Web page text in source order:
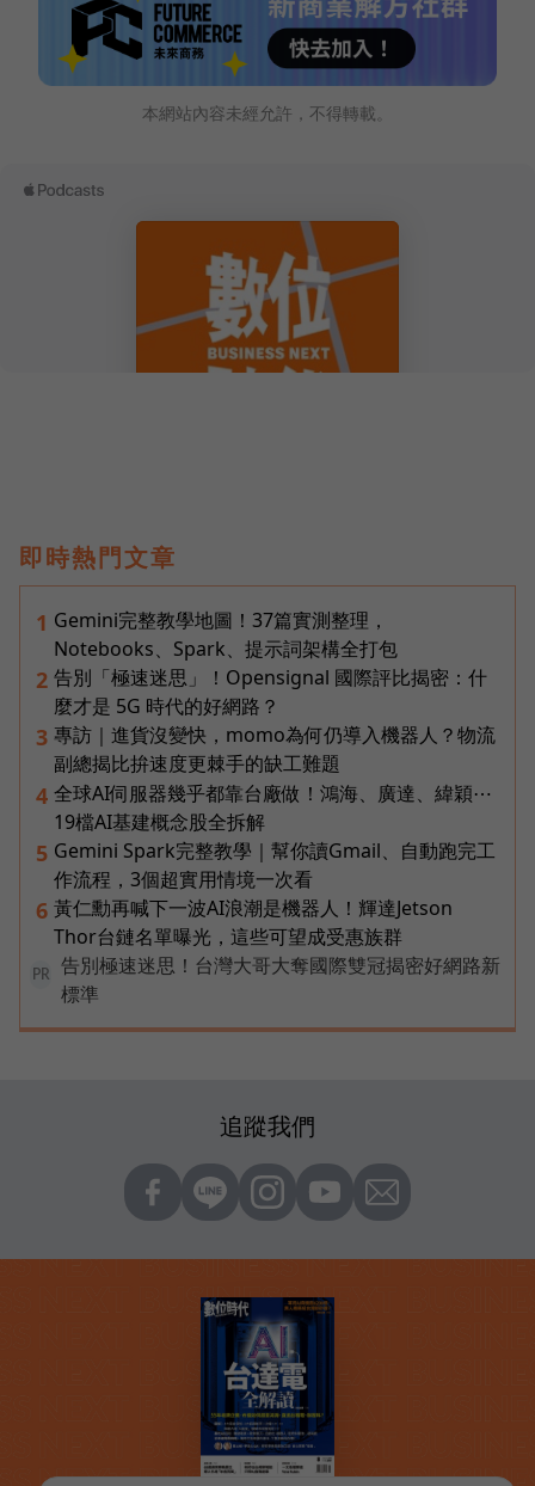
本網站內容未經允許，不得轉載。
即時熱門文章
1 Gemini完整教學地圖！37篇實測整理，
Notebooks、Spark、提示詞架構全打包
2 告別「極速迷思」！Opensignal 國際評比揭密：什
麼才是 5G 時代的好網路？
3 專訪｜進貨沒變快，momo為何仍導入機器人？物流
副總揭比拚速度更棘手的缺工難題
4 全球AI伺服器幾乎都靠台廠做！鴻海、廣達、緯穎⋯
19檔AI基建概念股全拆解
5 Gemini Spark完整教學｜幫你讀Gmail、自動跑完工
作流程，3個超實用情境一次看
6 黃仁勳再喊下一波AI浪潮是機器人！輝達Jetson
Thor台鏈名單曝光，這些可望成受惠族群
PR
告別極速迷思！台灣大哥大奪國際雙冠揭密好網路新
標準
追蹤我們